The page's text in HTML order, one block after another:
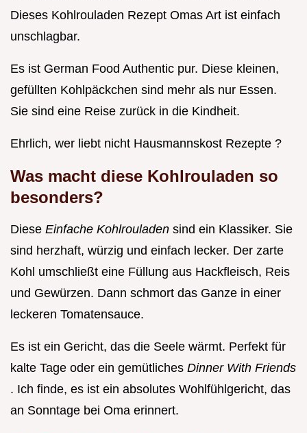
Dieses Kohlrouladen Rezept Omas Art ist einfach
unschlagbar.
Es ist German Food Authentic pur. Diese kleinen,
gefüllten Kohlpäckchen sind mehr als nur Essen.
Sie sind eine Reise zurück in die Kindheit.
Ehrlich, wer liebt nicht Hausmannskost Rezepte ?
Was macht diese Kohlrouladen so
besonders?
Diese Einfache Kohlrouladen sind ein Klassiker. Sie
sind herzhaft, würzig und einfach lecker. Der zarte
Kohl umschließt eine Füllung aus Hackfleisch, Reis
und Gewürzen. Dann schmort das Ganze in einer
leckeren Tomatensauce.
Es ist ein Gericht, das die Seele wärmt. Perfekt für
kalte Tage oder ein gemütliches Dinner With Friends
. Ich finde, es ist ein absolutes Wohlfühlgericht, das
an Sonntage bei Oma erinnert.